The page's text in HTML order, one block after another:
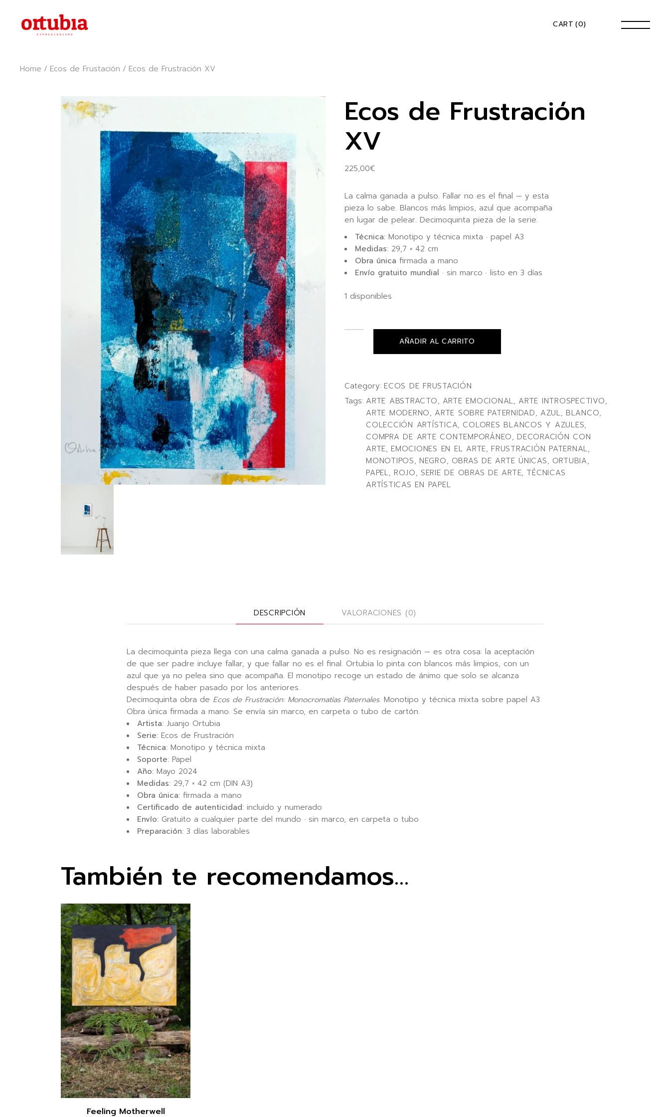
content CART (0)
Home Ecos de Frustación Ecos de Frustración XV
Ecos de Frustración
XV
225,00€
La calma ganada a pulso. Fallar no es el final — y esta
pieza lo sabe. Blancos más limpios, azul que acompaña
en lugar de pelear. Decimoquinta pieza de la serie.
Técnica: Monotipo y técnica mixta · papel A3
Medidas: 29,7 × 42 cm
Obra única firmada a mano
Envío gratuito mundial · sin marco · listo en 3 días
1 disponibles
AÑADIR AL CARRITO
Category: ECOS DE FRUSTACIÓN
Tags: ARTE ABSTRACTO, ARTE EMOCIONAL, ARTE INTROSPECTIVO,
ARTE MODERNO, ARTE SOBRE PATERNIDAD, AZUL, BLANCO,
COLECCIÓN ARTÍSTICA, COLORES BLANCOS Y AZULES,
COMPRA DE ARTE CONTEMPORÁNEO, DECORACIÓN CON
ARTE, EMOCIONES EN EL ARTE, FRUSTRACIÓN PATERNAL,
MONOTIPOS, NEGRO, OBRAS DE ARTE ÚNICAS, ORTUBIA,
PAPEL, ROJO, SERIE DE OBRAS DE ARTE, TÉCNICAS
ARTÍSTICAS EN PAPEL
DESCRIPCIÓN VALORACIONES (0)
La decimoquinta pieza llega con una calma ganada a pulso. No es resignación — es otra cosa: la aceptación
de que ser padre incluye fallar, y que fallar no es el final. Ortubia lo pinta con blancos más limpios, con un
azul que ya no pelea sino que acompaña. El monotipo recoge un estado de ánimo que solo se alcanza
después de haber pasado por los anteriores.
Decimoquinta obra de Ecos de Frustración: Monocromatías Paternales. Monotipo y técnica mixta sobre papel A3.
Obra única firmada a mano. Se envía sin marco, en carpeta o tubo de cartón.
Artista: Juanjo Ortubia
Serie: Ecos de Frustración
Técnica: Monotipo y técnica mixta
Soporte: Papel
Año: Mayo 2024
Medidas: 29,7 × 42 cm (DIN A3)
Obra única: firmada a mano
Certificado de autenticidad: incluido y numerado
Envío: Gratuito a cualquier parte del mundo · sin marco, en carpeta o tubo
Preparación: 3 días laborables
También te recomendamos…
Feeling Motherwell